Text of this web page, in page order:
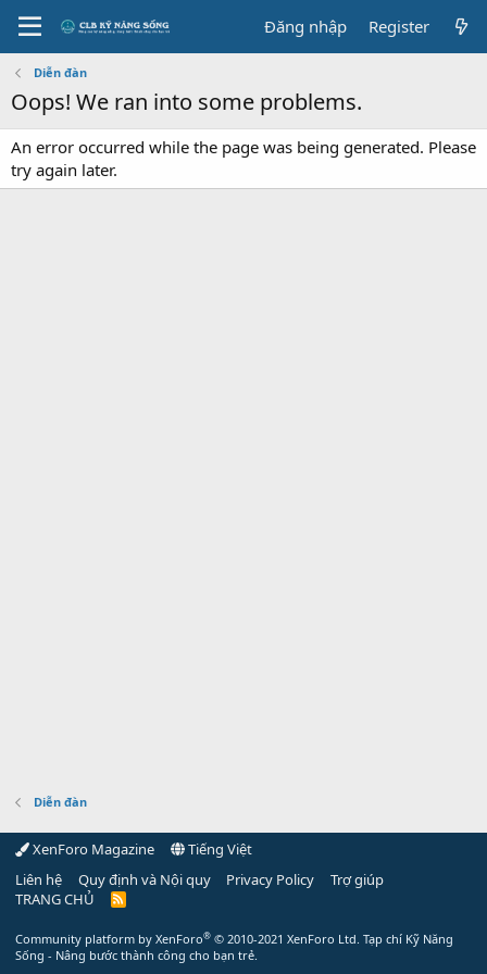
Đăng nhập Register
Diễn đàn
Oops! We ran into some problems.
An error occurred while the page was being generated. Please
try again later.
Diễn đàn
XenForo Magazine
Tiếng Việt
Liên hệ
Quy định và Nội quy Privacy Policy
Trợ giúp
TRANG CHỦ
R
Community platform by XenForo® © 2010-2021 XenForo Ltd. Tạp chí Kỹ Năng
Sống - Nâng bước thành công cho bạn trẻ.